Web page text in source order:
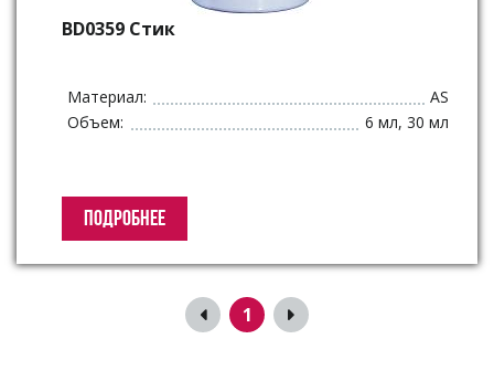
BD0359 Стик
Материал:
AS
Объем:
6 мл, 30 мл
ПОДРОБНЕЕ
1